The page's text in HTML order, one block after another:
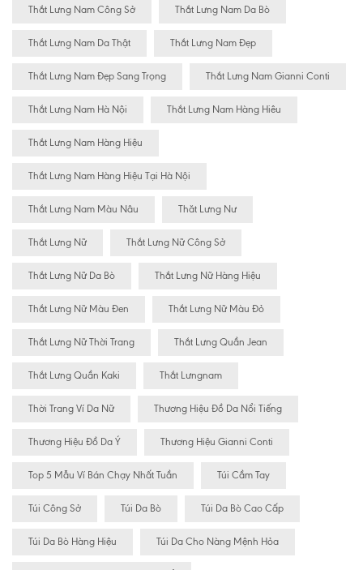
Thắt Lưng Nam Công Sở Thắt Lưng Nam Da Bò
Thắt Lưng Nam Da Thật Thắt Lưng Nam Đẹp
Thắt Lưng Nam Đẹp Sang Trọng Thắt Lưng Nam Gianni Conti
Thắt Lưng Nam Hà Nội Thắt Lưng Nam Hàng Hiêu
Thắt Lưng Nam Hàng Hiệu
Thắt Lưng Nam Hàng Hiệu Tại Hà Nội
Thắt Lưng Nam Màu Nâu Thăt Lưng Nư
Thắt Lưng Nữ Thắt Lưng Nữ Công Sở
Thắt Lưng Nữ Da Bò Thắt Lưng Nữ Hàng Hiệu
Thắt Lưng Nữ Màu Đen Thắt Lưng Nữ Màu Đỏ
Thắt Lưng Nữ Thời Trang Thắt Lưng Quần Jean
Thắt Lưng Quần Kaki Thắt Lưngnam
Thời Trang Ví Da Nữ Thương Hiệu Đồ Da Nổi Tiếng
Thương Hiệu Đồ Da Ý Thương Hiệu Gianni Conti
Top 5 Mẫu Ví Bán Chạy Nhất Tuần Túi Cầm Tay
Túi Công Sở Túi Da Bò Túi Da Bò Cao Cấp
Túi Da Bò Hàng Hiệu Túi Da Cho Nàng Mệnh Hỏa